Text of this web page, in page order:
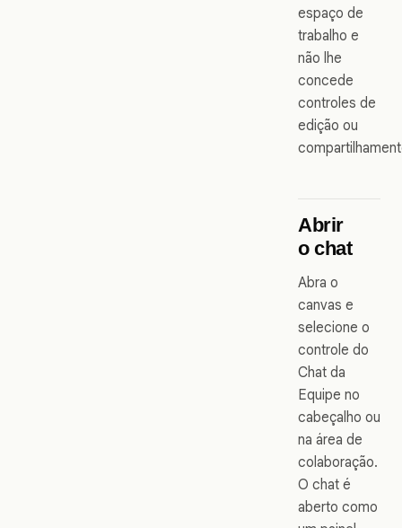
espaço de
trabalho e
não lhe
concede
controles de
edição ou
Abrir
o chat
Abra o
canvas e
selecione o
controle do
Chat da
Equipe no
cabeçalho ou
na área de
colaboração.
O chat é
aberto como